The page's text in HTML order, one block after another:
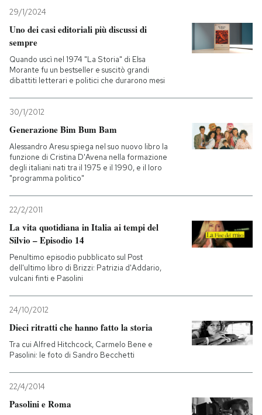
29/1/2024
Uno dei casi editoriali più discussi di
sempre
Quando uscì nel 1974 "La Storia" di Elsa
Morante fu un bestseller e suscitò grandi
dibattiti letterari e politici che durarono mesi
30/1/2012
Generazione Bim Bum Bam
Alessandro Aresu spiega nel suo nuovo libro la
funzione di Cristina D'Avena nella formazione
degli italiani nati tra il 1975 e il 1990, e il loro
"programma politico"
22/2/2011
La vita quotidiana in Italia ai tempi del
Silvio – Episodio 14
Penultimo episodio pubblicato sul Post
dell'ultimo libro di Brizzi: Patrizia d'Addario,
vulcani finti e Pasolini
24/10/2012
Dieci ritratti che hanno fatto la storia
Tra cui Alfred Hitchcock, Carmelo Bene e
Pasolini: le foto di Sandro Becchetti
22/4/2014
Pasolini e Roma